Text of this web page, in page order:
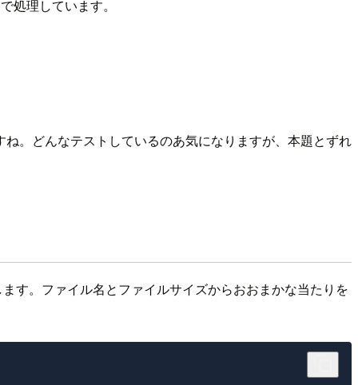
処理しています。
。どんなテストしているのあ気になりますが、本題とずれ
す。ファイル名とファイルサイズからおおまかな当たりを